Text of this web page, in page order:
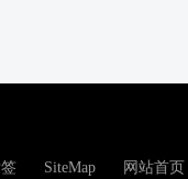
网站首页
SiteMap